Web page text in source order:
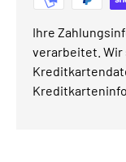
Ihre
verarbeitet.